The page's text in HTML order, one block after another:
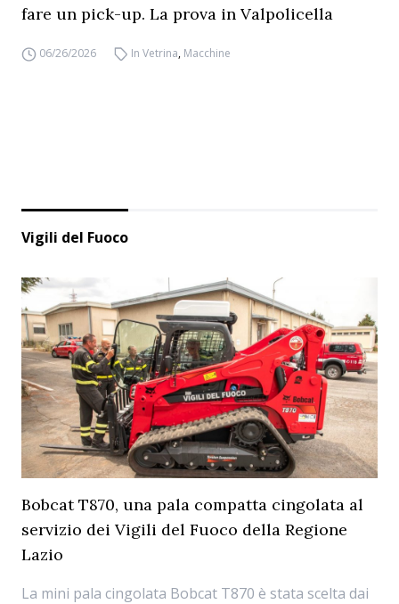
fare un pick-up. La prova in Valpolicella
06/26/2026 In Vetrina, Macchine
Vigili del Fuoco
Bobcat T870, una pala compatta cingolata al
servizio dei Vigili del Fuoco della Regione
Lazio
La mini pala cingolata Bobcat T870 è stata scelta dai